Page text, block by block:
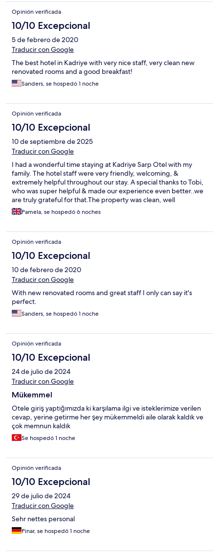
Opinión verificada
10/10 Excepcional
5 de febrero de 2020
Traducir con Google
The best hotel in Kadriye with very nice staff, very clean new
renovated rooms and a good breakfast!
Sanders, se hospedó 1 noche
Opinión verificada
10/10 Excepcional
10 de septiembre de 2025
Traducir con Google
I had a wonderful time staying at Kadriye Sarp Otel with my
family. The hotel staff were very friendly, welcoming, &
extremely helpful throughout our stay. A special thanks to Tobi,
who was super helpful & made our experience even better..we
are truly grateful for that.The property was clean, well
maintained & in a very convenient location with shopping places
nearby. Overall.. we were very happy with our stay & would
Pamela, se hospedó 6 noches
Opinión verificada
10/10 Excepcional
10 de febrero de 2020
Traducir con Google
With new renovated rooms and great staff I only can say it's
perfect.
Sanders, se hospedó 1 noche
Opinión verificada
10/10 Excepcional
24 de julio de 2024
Traducir con Google
Mükemmel
Otele giriş yaptığımızda ki karşılama ilgi ve isteklerimize verilen
cevap, yerine getirme her şey mükemmeldi aile olarak kaldık ve
çok memnun kaldık
Se hospedó 1 noche
Opinión verificada
10/10 Excepcional
29 de julio de 2024
Traducir con Google
Sehr nettes personal
Pinar, se hospedó 1 noche